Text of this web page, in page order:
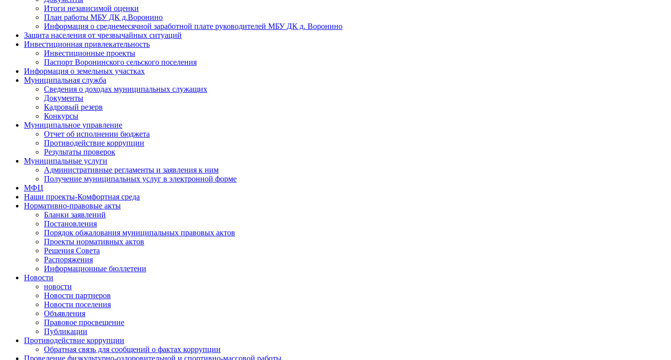
Итоги независимой оценки
План работы МБУ ДК д.Воронино
Информация о среднемесячной заработной плате руководителей МБУ ДК д. Воронино
Защита населения от чрезвычайных ситуаций
Инвестиционная привлекательность
Инвестиционные проекты
Паспорт Воронинского сельского поселения
Информация о земельных участках
Муниципальная служба
Сведения о доходах муниципальных служащих
Документы
Кадровый резерв
Конкурсы
Муниципальное управление
Отчет об исполнении бюджета
Противодействие коррупции
Результаты проверок
Муниципальные услуги
Административные регламенты и заявления к ним
Получение муниципальных услуг в электронной форме
МФЦ
Наши проекты-Комфортная среда
Нормативно-правовые акты
Бланки заявлений
Постановления
Порядок обжалования муниципальных правовых актов
Проекты нормативных актов
Решения Совета
Распоряжения
Информационные бюллетени
Новости
новости
Новости партнеров
Новости поселения
Объявления
Правовое просвещение
Публикации
Противодействие коррупции
Обратная связь для сообщений о фактах коррупции